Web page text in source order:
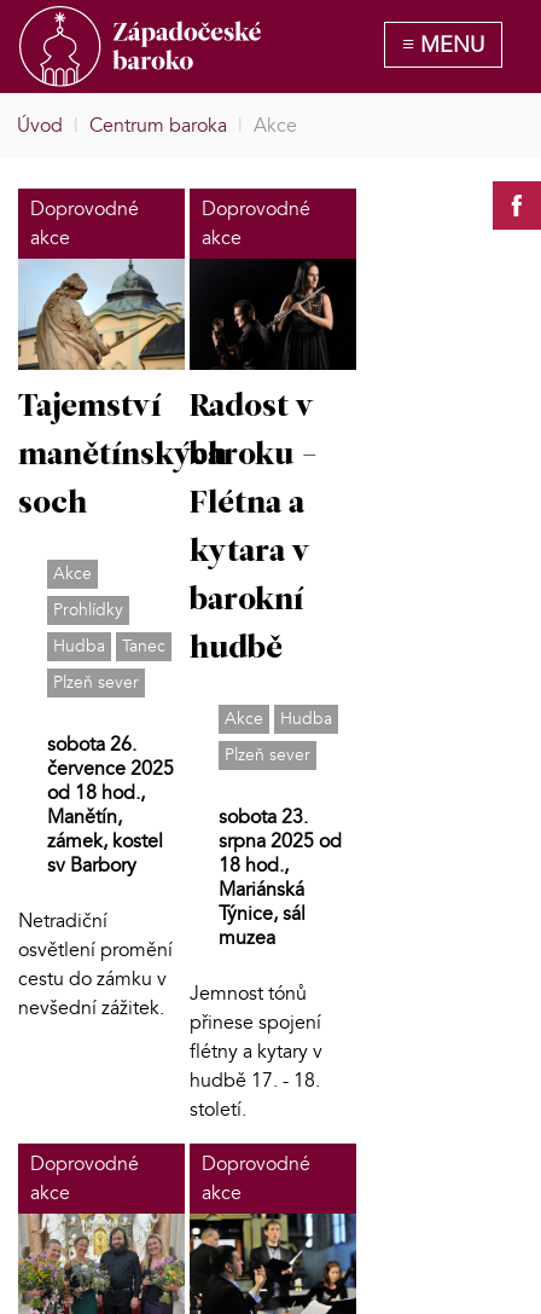
Úvod | Centrum baroka | Akce
Doprovodné
akce
Tajemství
manětínských
soch
Akce
Prohlídky
Hudba
Tanec
Plzeň sever
sobota 26.
července 2025
od 18 hod.,
Manětín,
zámek, kostel
sv Barbory
Netradiční
osvětlení promění
cestu do zámku v
nevšední zážitek.
Doprovodné
akce
Radost v
baroku -
Flétna a
kytara v
barokní
hudbě
Akce
Hudba
Plzeň sever
sobota 23.
srpna 2025 od
18 hod.,
Mariánská
Týnice, sál
muzea
Jemnost tónů
přinese spojení
flétny a kytary v
hudbě 17. - 18.
století.
Doprovodné
akce
Doprovodné
akce